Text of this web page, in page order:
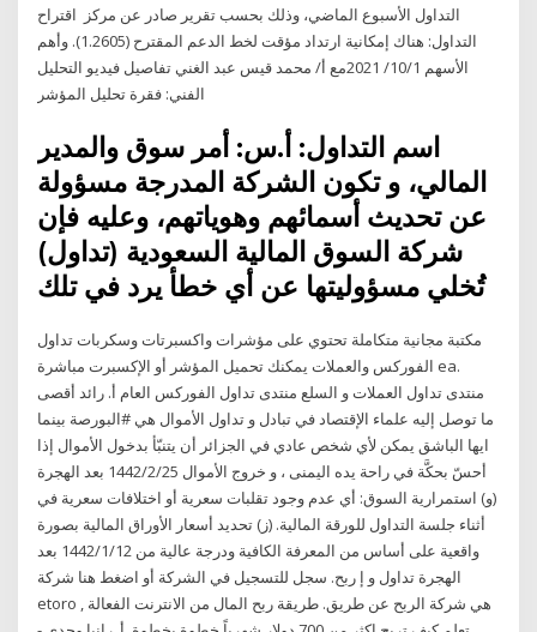
التداول الأسبوع الماضي، وذلك بحسب تقرير صادر عن مركز اقتراح
التداول: هناك إمكانية ارتداد مؤقت لخط الدعم المقترح (1.2605). وأهم
الأسهم 10/1/ 2021مع أ/ محمد قيس عبد الغني تفاصيل فيديو التحليل
اسم التداول: أ.س: أمر سوق والمدير
المالي، و تكون الشركة المدرجة مسؤولة
عن تحديث أسمائهم وهوياتهم، وعليه فإن
شركة السوق المالية السعودية (تداول)
تُخلي مسؤوليتها عن أي خطأ يرد في تلك
مكتبة مجانية متكاملة تحتوي على مؤشرات واكسبرتات وسكربات تداول
الفوركس والعملات يمكنك تحميل المؤشر أو الإكسبرت مباشرة ea.
منتدى تداول العملات و السلع منتدى تداول الفوركس العام أ. رائد أقصى
ما توصل إليه علماء الإقتصاد في تبادل و تداول الأموال هي #البورصة بينما
ايها الباشق يمكن لأي شخص عادي في الجزائر أن يتنبّأ بدخول الأموال إذا
أحسّ بحكَّة في راحة يده اليمنى ، و خروج الأموال 25‏‏/2‏‏/1442 بعد الهجرة
(و) استمرارية السوق: أي عدم وجود تقلبات سعرية أو اختلافات سعرية في
أثناء جلسة التداول للورقة المالية. (ز) تحديد أسعار الأوراق المالية بصورة
واقعية على أساس من المعرفة الكافية ودرجة عالية من 12‏‏/1‏‏/1442 بعد
الهجرة تداول و إ ربح. سجل للتسجيل في الشركة أو اضغط هنا شركة
etoro هي شركة الربح عن طريق. طريقة ربح المال من الانترنت الفعالة ,